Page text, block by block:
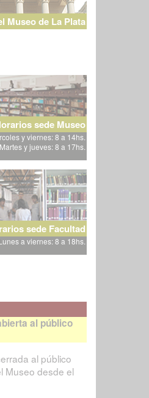
Museo de La Plata
sede Museo
y viernes: 8 a 14hs.
Martes y jueves: 8 a 17hs.
sede Facultad
a viernes: 8 a 18hs.
al público
al público
Museo desde el